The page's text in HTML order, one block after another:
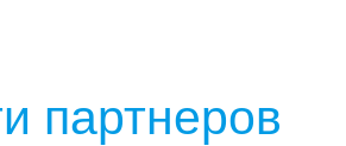
партнеров